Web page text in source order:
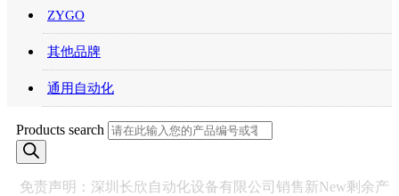
ZYGO
其他品牌
通用自动化
Products search
免责声明：深圳长欣自动化设备有限公司销售新New剩余产